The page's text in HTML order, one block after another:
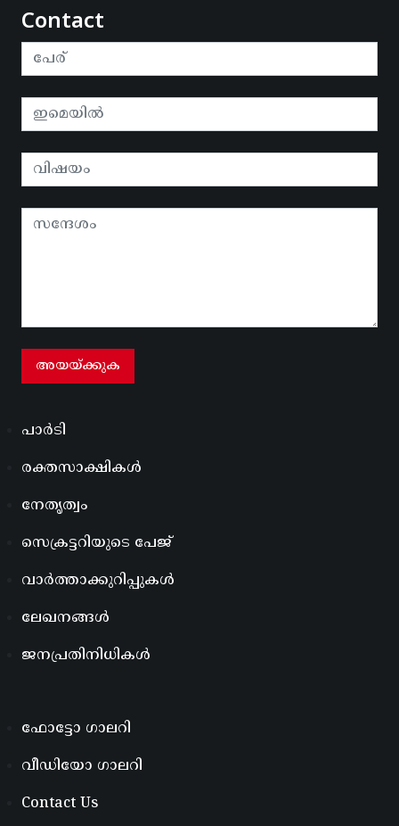
Contact
പാർടി
രക്തസാക്ഷികൾ
നേതൃത്വം
സെക്രട്ടറിയുടെ പേജ്
വാർത്താക്കുറിപ്പുകൾ
ലേഖനങ്ങൾ
ജനപ്രതിനിധികൾ
ഫോട്ടോ ഗാലറി
വീഡിയോ ഗാലറി
Contact Us